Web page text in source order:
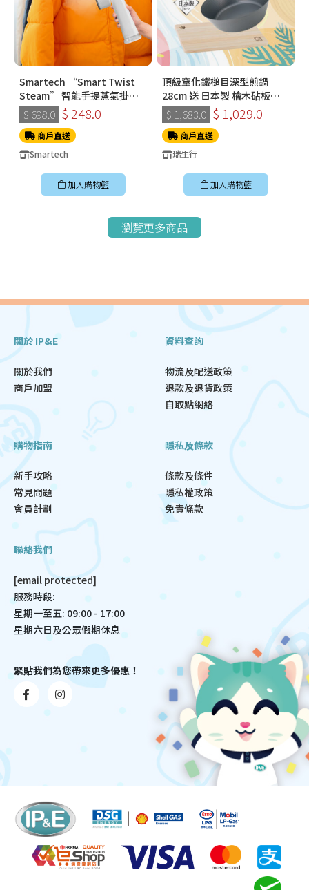
Smartech “Smart Twist
Steam” 智能手提蒸氣掛燙
機 (SS-8108)
$ 698.0 $ 248.0
商戶直送
Smartech
加入購物籃
頂級窒化鐵槌目深型煎鍋
28cm 送 日本製 檜木砧板
360*210*15mm
$ 1,683.0 $ 1,029.0
商戶直送
瑞生行
加入購物籃
瀏覽更多商品
關於 IP&E
關於我們
商戶加盟
資料查詢
物流及配送政策
退款及退貨政策
自取點網絡
購物指南
新手攻略
常見問題
會員計劃
隱私及條款
條款及條件
隱私權政策
免責條款
聯絡我們
[email protected]
服務時段:
星期一至五: 09:00 - 17:00
星期六日及公眾假期休息
緊貼我們為您帶來更多優惠！